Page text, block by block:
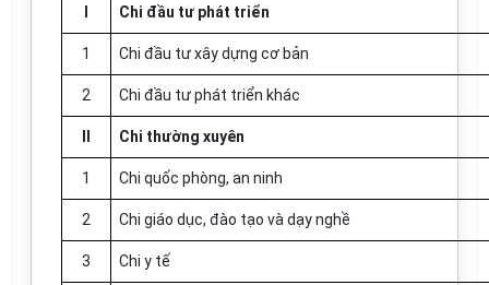
Chi đầu tư phát triển
1 Chi đầu tư xây dựng cơ bản
2 Chi đầu tư phát triển khác
Chi thường xuyên
1 Chi quốc phòng, an ninh
2 Chi giáo dục, đào tạo và dạy nghề
3 Chi y tế